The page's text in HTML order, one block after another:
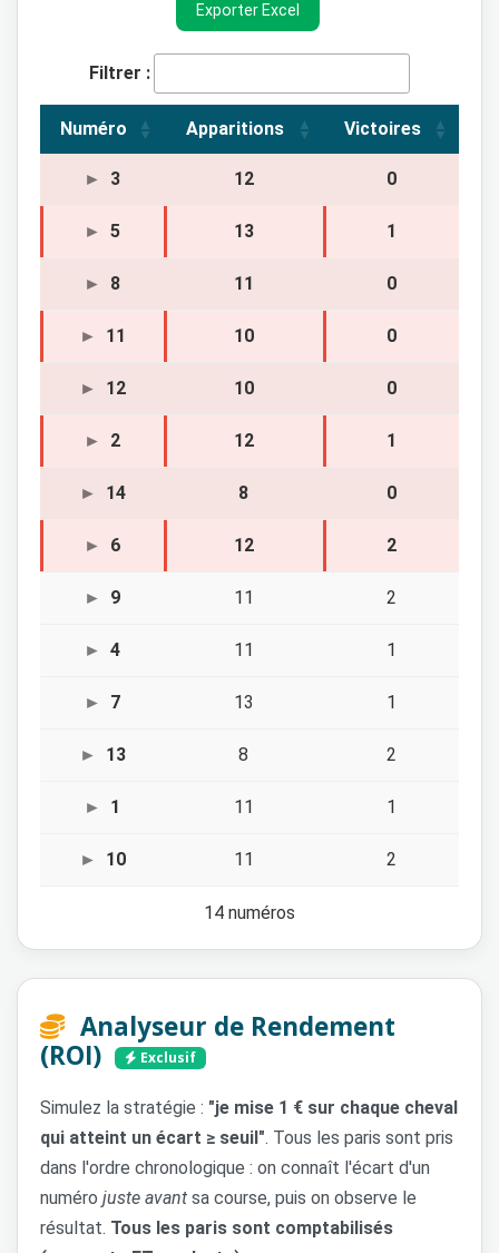
Exporter Excel
Filtrer :
Numéro Apparitions Victoires
3 12 0
5 13 1
8 11 0
11 10 0
12 10 0
2 12 1
14 8 0
6 12 2
9 11 2
4 11 1
7 13 1
13 8 2
1 11 1
10 11 2
14 numéros
Analyseur de Rendement
(ROI)
Exclusif
Simulez la stratégie : "je mise 1 € sur chaque cheval
qui atteint un écart ≥ seuil". Tous les paris sont pris
dans l'ordre chronologique : on connaît l'écart d'un
numéro juste avant sa course, puis on observe le
résultat. Tous les paris sont comptabilisés